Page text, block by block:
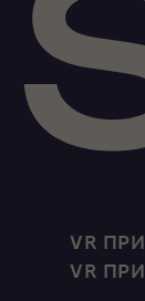
VR
VR